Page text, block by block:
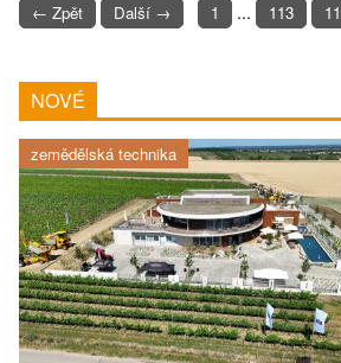
← Zpět Další → 1 ... 113
NOVÉ
zemědělská technika